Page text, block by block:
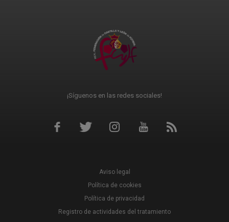
¡Síguenos en las redes sociales!
Aviso legal
Política de cookies
Política de privacidad
Registro de actividades del tratamiento